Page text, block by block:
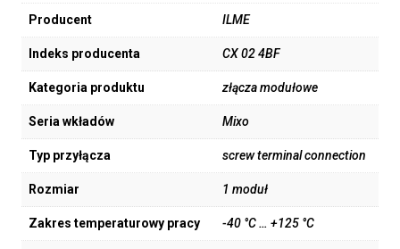
Producent ILME
Indeks producenta CX 02 4BF
Kategoria produktu złącza modułowe
Seria wkładów Mixo
Typ przyłącza screw terminal connection
Rozmiar 1 moduł
Zakres temperaturowy pracy -40 °C … +125 °C